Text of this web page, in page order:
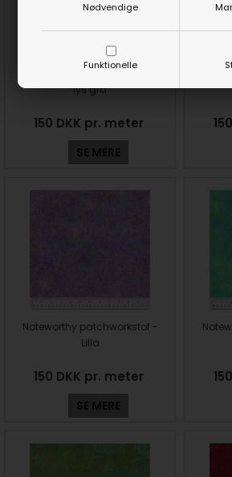
Nødvendige
Funktionelle
lys grå
150 DKK pr. meter
SE MERE
Noteworthy patchworkstof -
Lilla
150 DKK pr. meter
SE MERE